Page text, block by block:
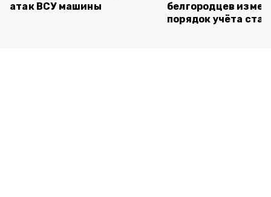
атак ВСУ машины
белгородцев
порядок учёта ста